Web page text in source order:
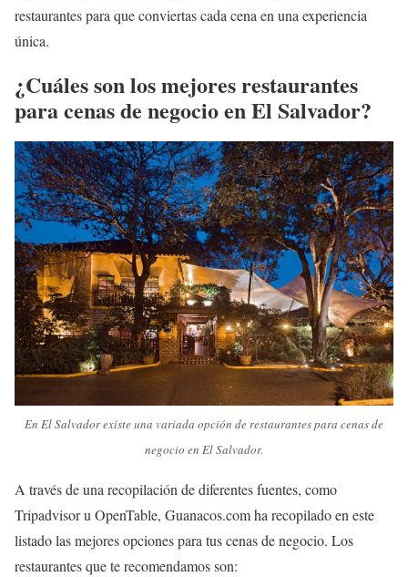
restaurantes para que conviertas cada cena en una experiencia
única.
¿Cuáles son los mejores restaurantes
para cenas de negocio en El Salvador?
En El Salvador existe una variada opción de restaurantes para cenas de
negocio en El Salvador.
A través de una recopilación de diferentes fuentes, como
Tripadvisor u OpenTable, Guanacos.com ha recopilado en este
listado las mejores opciones para tus cenas de negocio. Los
restaurantes que te recomendamos son: